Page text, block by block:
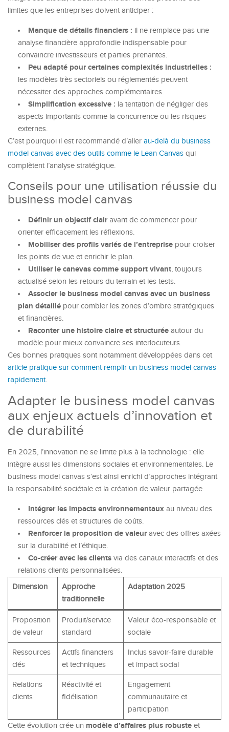
limites que les entreprises doivent anticiper :
Manque de détails financiers : il ne remplace pas une
analyse financière approfondie indispensable pour
convaincre investisseurs et parties prenantes.
Peu adapté pour certaines complexités industrielles :
les modèles très sectoriels ou réglementés peuvent
nécessiter des approches complémentaires.
Simplification excessive : la tentation de négliger des
aspects importants comme la concurrence ou les risques
externes.
C’est pourquoi il est recommandé d’aller au-delà du business
model canvas avec des outils comme le Lean Canvas qui
complètent l’analyse stratégique.
Conseils pour une utilisation réussie du
business model canvas
Définir un objectif clairavant de commencer pour
orienter efficacement les réflexions.
Mobiliser des profils variés de l’entreprise pour croiser
les points de vue et enrichir le plan.
Utiliser le canevas comme support vivant, toujours
actualisé selon les retours du terrain et les tests.
Associer le business model canvas avec un business
plan détaillé pour combler les zones d’ombre stratégiques
et financières.
Raconter une histoire claire et structurée autour du
modèle pour mieux convaincre ses interlocuteurs.
Ces bonnes pratiques sont notamment développées dans cet
article pratique sur comment remplir un business model canvas
rapidement.
Adapter le business model canvas
aux enjeux actuels d’innovation et
de durabilité
En 2025, l’innovation ne se limite plus à la technologie : elle
intègre aussi les dimensions sociales et environnementales. Le
business model canvas s’est ainsi enrichi d’approches intégrant
la responsabilité sociétale et la création de valeur partagée.
Intégrer les impacts environnementaux au niveau des
ressources clés et structures de coûts.
Renforcer la proposition de valeuravec des offres axées
sur la durabilité et l’éthique.
Co-créer avec les clients via des canaux interactifs et des
relations clients personnalisées.
Dimension
Approche
traditionnelle
Adaptation 2025
Proposition
de valeur
Produit/service
standard
Valeur éco-responsable et
sociale
Ressources
clés
Actifs financiers
et techniques
Inclus savoir-faire durable
et impact social
Relations
clients
Réactivité et
fidélisation
Engagement
communautaire et
participation
Cette évolution crée un modèle d’affaires plus robuste et